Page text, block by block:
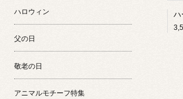
ハロウィン
父の日
敬老の日
アニマルモチーフ特集